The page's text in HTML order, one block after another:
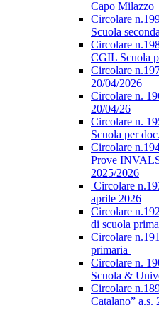
Capo Milazzo
Circolare
Scuola
Circolare
CGIL Scuola
Circolare
20/04/2026
Circolare n.
20/04/26
Circolare n.
Scuola per
Circolare
Prove
2025/2026
Circolare
aprile 2026
Circolare
di scuola
Circolare
primaria
Circolare n.
Scuola &
Circolare
Catalano” a.s.